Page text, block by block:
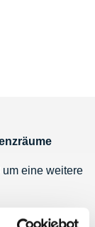
eine weitere
80 PTZ-